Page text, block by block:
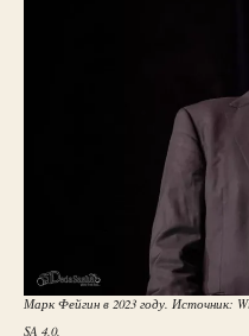
Марк Фейгин в 2023 году. Источник:
SA 4.0.